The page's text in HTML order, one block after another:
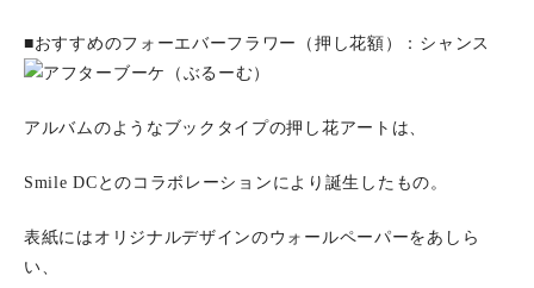
■おすすめのフォーエバーフラワー（押し花額）：シャンス
アルバムのようなブックタイプの押し花アートは、
Smile DCとのコラボレーションにより誕生したもの。
表紙にはオリジナルデザインのウォールペーパーをあしら
い、